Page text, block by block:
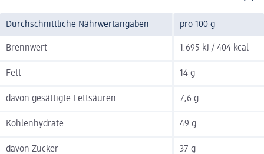
Durchschnittliche Nährwertangaben pro 100 g
Brennwert 1.695 kJ / 404 kcal
Fett 14 g
davon gesättigte Fettsäuren 7,6 g
Kohlenhydrate 49 g
davon Zucker 37 g